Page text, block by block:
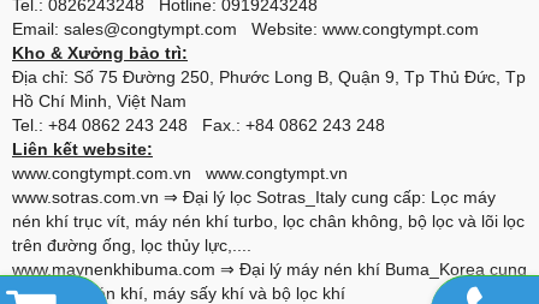
Tel.: 0826243248 Hotline: 0919243248
Email: sales@congtympt.com Website: www.congtympt.com
Kho & Xưởng bảo trì:
Địa chỉ: Số 75 Đường 250, Phước Long B, Quận 9, Tp Thủ Đức, Tp
Hồ Chí Minh, Việt Nam
Tel.: +84 0862 243 248 Fax.: +84 0862 243 248
Liên kết website:
www.congtympt.com.vn
www.congtympt.vn
www.sotras.com.vn ⇒ Đại lý lọc Sotras_Italy cung cấp: Lọc máy
nén khí trục vít, máy nén khí turbo, lọc chân không, bộ lọc và lõi lọc
trên đường ống, lọc thủy lực,....
www.maynenkhibuma.com ⇒ Đại lý máy nén khí Buma_Korea cung
cấp: Máy nén khí, máy sấy khí và bộ lọc khí